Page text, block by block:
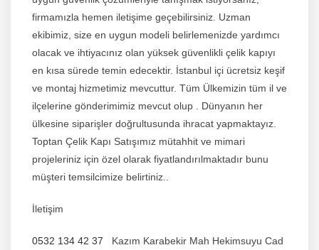
firmamızla hemen iletişime geçebilirsiniz. Uzman
ekibimiz, size en uygun modeli belirlemenizde yardımcı
olacak ve ihtiyacınız olan yüksek güvenlikli çelik kapıyı
en kısa sürede temin edecektir. İstanbul içi ücretsiz keşif
ve montaj hizmetimiz mevcuttur. Tüm Ülkemizin tüm il ve
ilçelerine gönderimimiz mevcut olup . Dünyanın her
ülkesine siparişler doğrultusunda ihracat yapmaktayız.
Toptan Çelik Kapı Satışımız mütahhit ve mimari
projeleriniz için özel olarak fiyatlandırılmaktadır bunu
müşteri temsilcimize belirtiniz..
İletişim
0532 134 42 37 Kazım Karabekir Mah Hekimsuyu Cad